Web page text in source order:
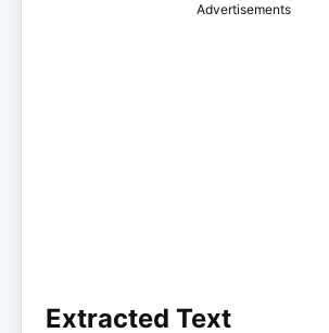
Advertisements
Extracted Text